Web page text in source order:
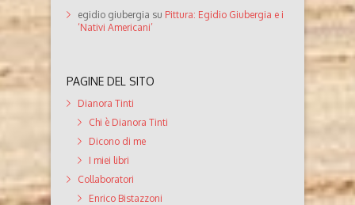
egidio giubergia su Pittura: Egidio Giubergia e i
‘Nativi Americani’
PAGINE DEL SITO
Dianora Tinti
Chi è Dianora Tinti
Dicono di me
I miei libri
Collaboratori
Enrico Bistazzoni